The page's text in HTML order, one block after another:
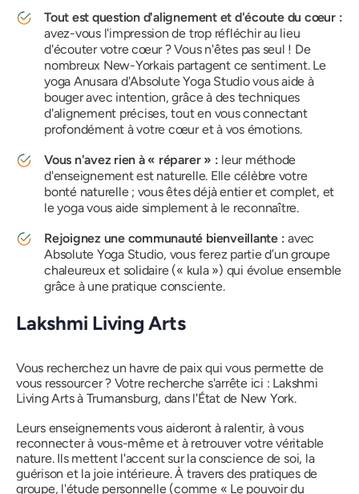
Tout est question d'alignement et d'écoute du cœur :
avez-vous l'impression de trop réfléchir au lieu
d'écouter votre cœur ? Vous n'êtes pas seul ! De
nombreux New-Yorkais partagent ce sentiment. Le
yoga Anusara d'Absolute Yoga Studio vous aide à
bouger avec intention, grâce à des techniques
d'alignement précises, tout en vous connectant
profondément à votre cœur et à vos émotions.
Vous n'avez rien à « réparer » : leur méthode
d'enseignement est naturelle. Elle célèbre votre
bonté naturelle ; vous êtes déjà entier et complet, et
le yoga vous aide simplement à le reconnaître.
Rejoignez une communauté bienveillante : avec
Absolute Yoga Studio, vous ferez partie d’un groupe
chaleureux et solidaire (« kula ») qui évolue ensemble
grâce à une pratique consciente.
Lakshmi Living Arts
Vous recherchez un havre de paix qui vous permette de
vous ressourcer ? Votre recherche s'arrête ici : Lakshmi
Living Arts à Trumansburg, dans l'État de New York.
Leurs enseignements vous aideront à ralentir, à vous
reconnecter à vous-même et à retrouver votre véritable
nature. Ils mettent l'accent sur la conscience de soi, la
guérison et la joie intérieure. À travers des pratiques de
groupe, l'étude personnelle (comme « Le pouvoir du